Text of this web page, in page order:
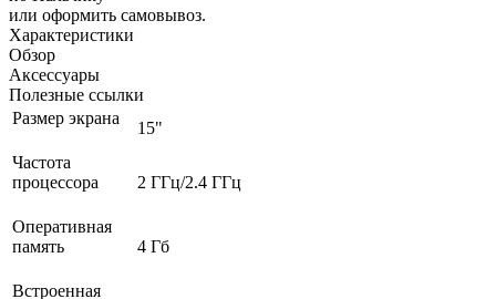
или оформить самовывоз.
Характеристики
Обзор
Аксессуары
Полезные ссылки
Размер экрана
15"
Частота
процессора
2 ГГц/2.4 ГГц
Оперативная
память
4 Гб
Встроенная